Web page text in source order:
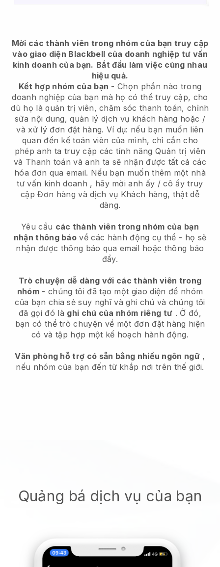
Mời các thành viên trong nhóm của bạn truy cập
vào giao diện Blackbell của doanh nghiệp tư vấn
kinh doanh của bạn. Bắt đầu làm việc cùng nhau
hiệu quả.
Kết hợp nhóm của bạn - Chọn phần nào trong
doanh nghiệp của bạn mà họ có thể truy cập, cho
dù họ là quản trị viên, chăm sóc thanh toán, chỉnh
sửa nội dung, quản lý dịch vụ khách hàng hoặc /
và xử lý đơn đặt hàng. Ví dụ: nếu bạn muốn liên
quan đến kế toán viên của mình, chỉ cần cho
phép anh ta truy cập các tính năng Quản trị viên
và Thanh toán và anh ta sẽ nhận được tất cả các
hóa đơn qua email. Nếu bạn muốn thêm một nhà
tư vấn kinh doanh , hãy mời anh ấy / cô ấy truy
cập Đơn hàng và dịch vụ Khách hàng, thật dễ
dàng.
Yêu cầu các thành viên trong nhóm của bạn
nhận thông báo về các hành động cụ thể - họ sẽ
nhận được thông báo qua email hoặc thông báo
đẩy.
Trò chuyện dễ dàng với các thành viên trong
nhóm - chúng tôi đã tạo một giao diện để nhóm
của bạn chia sẻ suy nghĩ và ghi chú và chúng tôi
đã gọi đó là ghi chú của nhóm riêng tư . Ở đó,
bạn có thể trò chuyện về một đơn đặt hàng hiện
có và tập hợp một kế hoạch hành động.
Văn phòng hỗ trợ có sẵn bằng nhiều ngôn ngữ ,
nếu nhóm của bạn đến từ khắp nơi trên thế giới.
Quảng bá dịch vụ của bạn